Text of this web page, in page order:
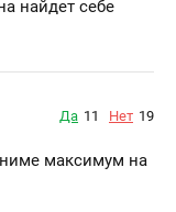
найдет себе
Да 11 Нет 19
максимум на